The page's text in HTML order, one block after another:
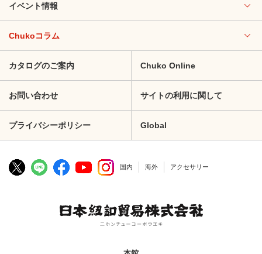
イベント情報
Chukoコラム
カタログのご案内 Chuko Online
お問い合わせ サイトの利用に関して
プライバシーポリシー Global
国内 海外 アクセサリー